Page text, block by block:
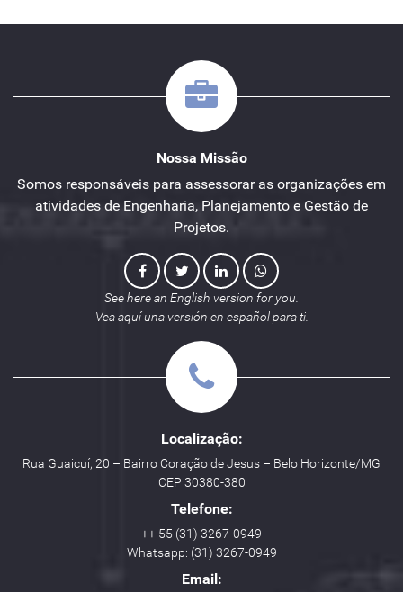
Nossa Missão
Somos responsáveis para assessorar as organizações em
atividades de Engenharia, Planejamento e Gestão de
Projetos.
See here an English version for you.
Vea aquí una versión en español para ti.
Localização:
Rua Guaicuí, 20 – Bairro Coração de Jesus – Belo Horizonte/MG
CEP 30380-380
Telefone:
++ 55 (31) 3267-0949
Whatsapp: (31) 3267-0949
Email: